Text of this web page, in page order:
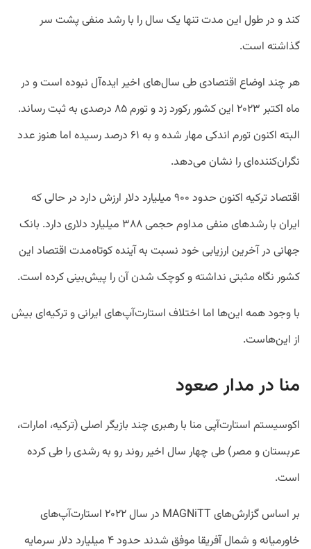
کند و در طول این مدت تنها یک سال را با رشد منفی پشت سر
گذاشته است.
هر چند اوضاع اقتصادی طی سال‌های اخیر ایده‌آل نبوده است و در
ماه اکتبر ۲۰۲۳ این کشور رکورد زد و تورم ۸۵ درصدی به ثبت رساند.
البته اکنون تورم اندکی مهار شده و به ۶۱ درصد رسیده اما هنوز عدد
نگران‌کننده‌ای را نشان می‌دهد.
اقتصاد ترکیه اکنون حدود ۹۰۰ میلیارد دلار ارزش دارد در حالی که
ایران با رشدهای منفی مداوم حجمی ۳۸۸ میلیارد دلاری دارد. بانک
جهانی در آخرین ارزیابی خود نسبت به آینده کوتاه‌مدت اقتصاد این
کشور نگاه مثبتی نداشته و کوچک شدن آن را پیش‌بینی کرده است.
با وجود همه این‌ها اما اختلاف استارت‌آپ‌های ایرانی و ترکیه‌ای بیش
از این‌هاست.
منا در مدار صعود
اکوسیستم استارت‌آپی منا با رهبری چند بازیگر اصلی (ترکیه، امارات،
عربستان و مصر) طی چهار سال اخیر روند رو به رشدی را طی کرده
است.
بر اساس گزارش‌های MAGNiTT در سال ۲۰۲۲ استارت‌آپ‌های
خاورمیانه و شمال آفریقا موفق شدند حدود ۴ میلیارد دلار سرمایه